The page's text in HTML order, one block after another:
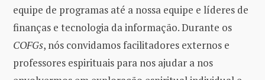
equipe de programas até a nossa equipe e líderes de
finanças e tecnologia da informação. Durante os
COFGs, nós convidamos facilitadores externos e
professores espirituais para nos ajudar a nos